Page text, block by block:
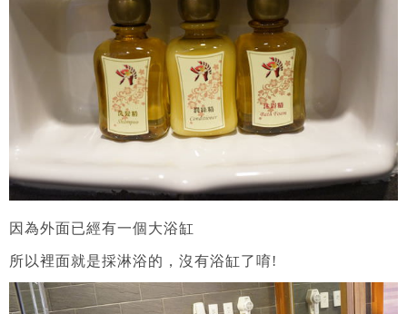
因為外面已經有一個大浴缸
所以裡面就是採淋浴的，沒有浴缸了唷!